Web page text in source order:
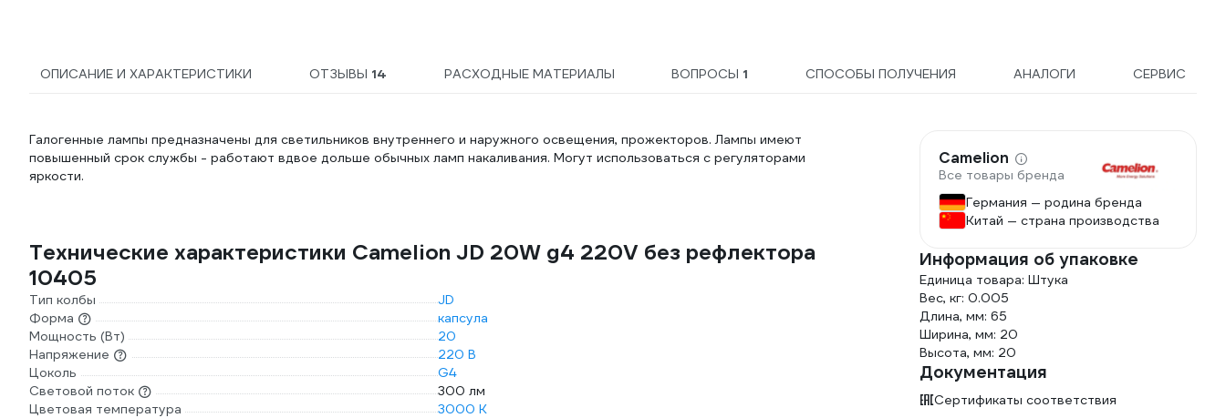
ОПИСАНИЕ И ХАРАКТЕРИСТИКИ ОТЗЫВЫ 14 РАСХОДНЫЕ МАТЕРИАЛЫ ВОПРОСЫ 1 СПОСОБЫ ПОЛУЧЕНИЯ АНАЛОГИ СЕРВИС
Галогенные лампы предназначены для светильников внутреннего и наружного освещения, прожекторов. Лампы имеют
повышенный срок службы - работают вдвое дольше обычных ламп накаливания. Могут использоваться с регуляторами
яркости.
Технические характеристики Camelion JD 20W g4 220V без рефлектора
10405
Тип колбы
JD
Форма
капсула
Мощность (Вт)
20
Напряжение
220 В
Цоколь
G4
Световой поток
300 лм
Цветовая температура
3000 К
Camelion
Все товары бренда
Германия — родина бренда
Китай — страна производства
Информация об упаковке
Единица товара: Штука
Вес, кг: 0.005
Длина, мм: 65
Ширина, мм: 20
Высота, мм: 20
Документация
Сертификаты соответствия